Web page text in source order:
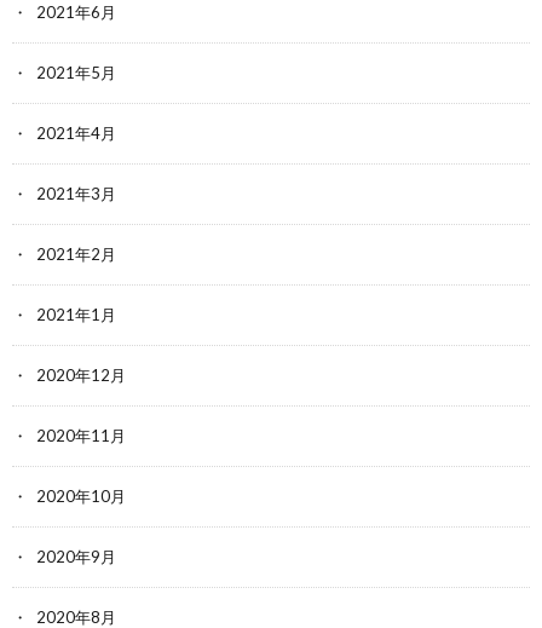
2021年6月
2021年5月
2021年4月
2021年3月
2021年2月
2021年1月
2020年12月
2020年11月
2020年10月
2020年9月
2020年8月